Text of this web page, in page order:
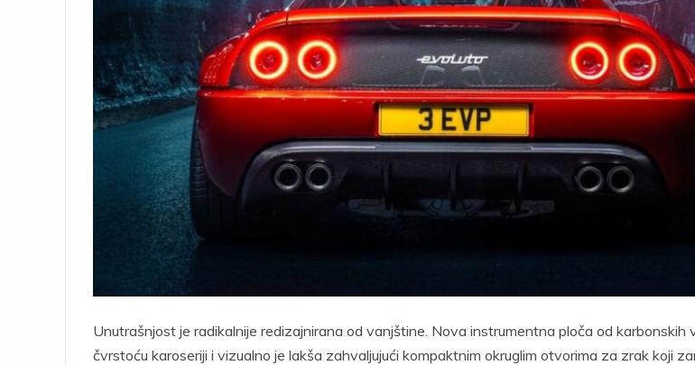
Unutrašnjost je radikalnije redizajnirana od vanjštine. Nova instrumentna ploča od karbonskih
čvrstoću karoseriji i vizualno je lakša zahvaljujući kompaktnim okruglim otvorima za zrak koji